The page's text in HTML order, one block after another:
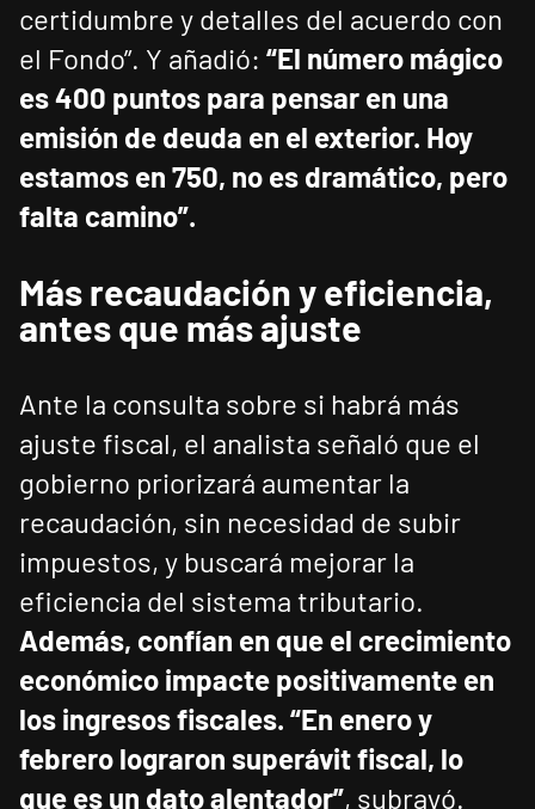
certidumbre y detalles del acuerdo con
el Fondo”. Y añadió: “El número mágico
es 400 puntos para pensar en una
emisión de deuda en el exterior. Hoy
estamos en 750, no es dramático, pero
falta camino”.
Más recaudación y eficiencia,
antes que más ajuste
Ante la consulta sobre si habrá más
ajuste fiscal, el analista señaló que el
gobierno priorizará aumentar la
recaudación, sin necesidad de subir
impuestos, y buscará mejorar la
eficiencia del sistema tributario.
Además, confían en que el crecimiento
económico impacte positivamente en
los ingresos fiscales. “En enero y
febrero lograron superávit fiscal, lo
que es un dato alentador”, subrayó.